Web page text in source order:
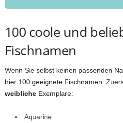
100 coole und
Fischnamen
Wenn Sie selbst keinen passenden
hier 100 geeignete Fischnamen.
weibliche Exemplare:
Aquarine